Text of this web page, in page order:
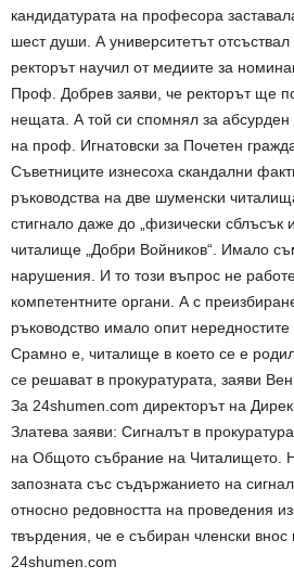
кандидатурата на професора
шест души. А университетът
ректорът научил от медиите за
Проф. Добрев заяви, че ректорът ще
нещата. А той си спомнял за
на проф. Игнатовски за Почетен
Съветниците изнесоха скандални
ръководства на две шуменски
стигнало даже до „физически сблъсък
читалище „Добри Войников“. Имало
нарушения. И то този въпрос не
компетентните органи. А с
ръководство имало опит нередностите
Срамно е, читалище в което се е
се решават в прокуратурата, заяви
За 24shumen.com директорът на
Златева заяви: Сигналът в
на Общото събрание на Читалището.
запозната със съдържанието на
относно редовността на проведения
твърдения, че е събиран членски внос
24shumen.com